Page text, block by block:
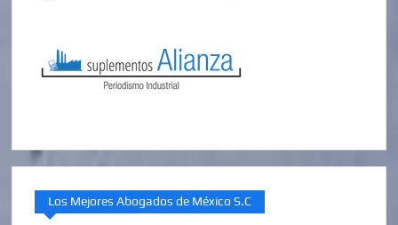
Los Mejores Abogados de México S.C